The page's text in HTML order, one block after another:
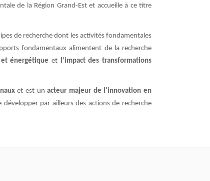
de la Région Grand-Est et accueille à ce titre
de recherche dont les activités fondamentales
fondamentaux alimentent de la recherche
énergétique etl’impact des transformations
et est unacteur majeur de l'innovation en
développer par ailleurs des actions de recherche